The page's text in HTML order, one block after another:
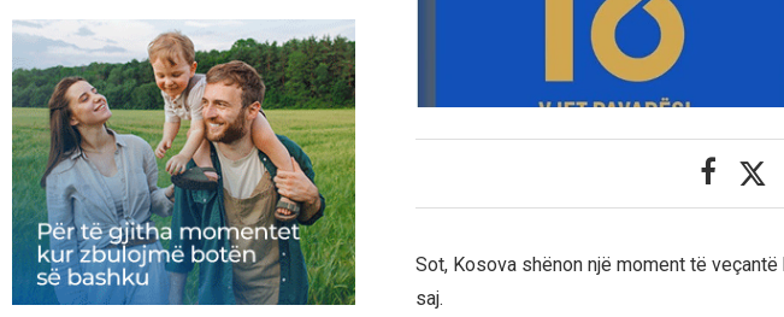
Sot, Kosova shënon një moment të
saj.